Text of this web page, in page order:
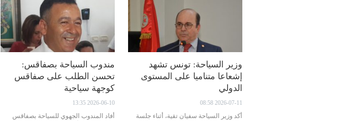
وزير السياحة: تونس تشهد
إشعاعا متناميا على المستوى
الدولي
2026-07-11 08:58
أكد وزير السياحة سفيان تقية، أثناء جلسة
مندوب السياحة بصفاقس:
تحسن الطلب على صفاقس
كوجهة سياحية
2026-06-10 13:35
أفاد المندوب الجهوي للسياحة بصفاقس